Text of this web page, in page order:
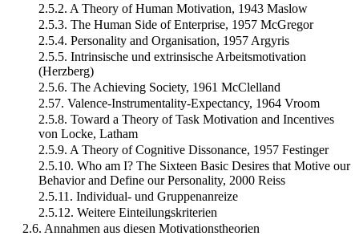
2.5.2. A Theory of Human Motivation, 1943 Maslow
2.5.3. The Human Side of Enterprise, 1957 McGregor
2.5.4. Personality and Organisation, 1957 Argyris
2.5.5. Intrinsische und extrinsische Arbeitsmotivation
(Herzberg)
2.5.6. The Achieving Society, 1961 McClelland
2.57. Valence-Instrumentality-Expectancy, 1964 Vroom
2.5.8. Toward a Theory of Task Motivation and Incentives
von Locke, Latham
2.5.9. A Theory of Cognitive Dissonance, 1957 Festinger
2.5.10. Who am I? The Sixteen Basic Desires that Motive our
Behavior and Define our Personality, 2000 Reiss
2.5.11. Individual- und Gruppenanreize
2.5.12. Weitere Einteilungskriterien
2.6. Annahmen aus diesen Motivationstheorien